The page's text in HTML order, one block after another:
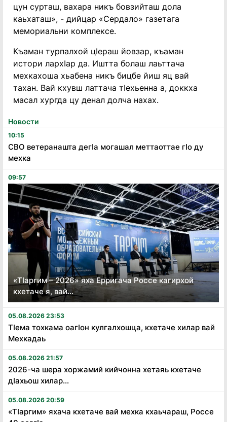
Новости
10:15
СВО ветеранашта дегӏа могашал меттаоттае гӏо ду
мехка
09:57
«Тӏаргим – 2026» яха Ерригача Россе кагирхой
кхетаче я, вай...
05.08.2026 23:53
Тӏема тохкама оагӏон кулгалхошца, кхетаче хилар вай
Мехкадаь
05.08.2026 21:57
2026-ча шера хоржамий кийчонна хетаяь кхетаче
дӏахьош хилар...
05.08.2026 20:59
«Тӏаргим» яхача кхетаче вай мехка кхаьчараш, Россе
цун сурташ, вахара никъ бовзийташ дола
каьхаташ», - дийцар «Сердало» газетага
мемориальни комплексе.
Къаман турпалхой цӀераш йовзар, къаман
истори лархӀар да. Иштта болаш лаьттача
мехкахоша хьабена никъ бицбе йиш яц вай
тахан. Вай кхувш латтача тӀехьенна а, доккха
масал хургда цу денал долча нахах.